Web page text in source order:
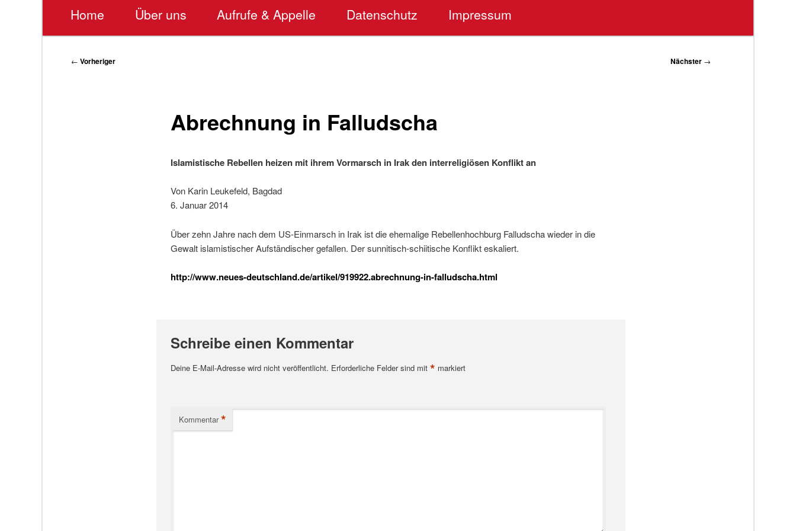
Home Über uns Aufrufe & Appelle Datenschutz Impressum
Beitragsnavigation
← Vorheriger Nächster →
Abrechnung in Falludscha
Islamistische Rebellen heizen mit ihrem Vormarsch in Irak den interreligiösen Konflikt an
Von Karin Leukefeld, Bagdad
6. Januar 2014
Über zehn Jahre nach dem US-Einmarsch in Irak ist die ehemalige Rebellenhochburg Falludscha wieder in die
Gewalt islamistischer Aufständischer gefallen. Der sunnitisch-schiitische Konflikt eskaliert.
http://www.neues-deutschland.de/artikel/919922.abrechnung-in-falludscha.html
Schreibe einen Kommentar
Deine E-Mail-Adresse wird nicht veröffentlicht. Erforderliche Felder sind mit * markiert
Kommentar *